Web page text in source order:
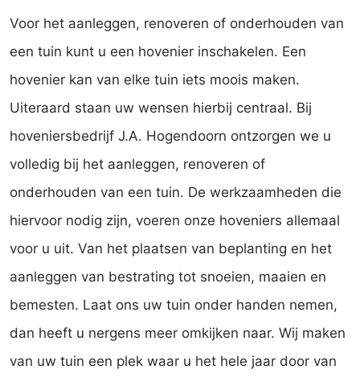
Voor het aanleggen, renoveren of onderhouden van
een tuin kunt u een hovenier inschakelen. Een
hovenier kan van elke tuin iets moois maken.
Uiteraard staan uw wensen hierbij centraal. Bij
hoveniersbedrijf J.A. Hogendoorn ontzorgen we u
volledig bij het aanleggen, renoveren of
onderhouden van een tuin. De werkzaamheden die
hiervoor nodig zijn, voeren onze hoveniers allemaal
voor u uit. Van het plaatsen van beplanting en het
aanleggen van bestrating tot snoeien, maaien en
bemesten. Laat ons uw tuin onder handen nemen,
dan heeft u nergens meer omkijken naar. Wij maken
van uw tuin een plek waar u het hele jaar door van